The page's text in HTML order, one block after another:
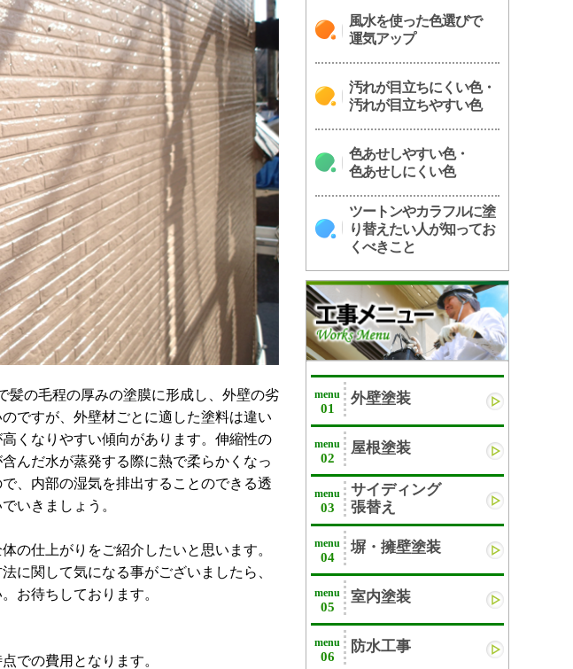
髪の毛程の厚みの塗膜に形成し、外壁の劣
ですが、外壁材ごとに適した塗料は違い
くなりやすい傾向があります。伸縮性の
んだ水が蒸発する際に熱で柔らかくなっ
、内部の湿気を排出することのできる透
いきましょう。
の仕上がりをご紹介したいと思います。
に関して気になる事がございましたら、
お待ちしております。
での費用となります。
風水を使った色選びで
運気アップ
汚れが目立ちにくい色・
汚れが目立ちやすい色
色あせしやすい色・
色あせしにくい色
ツートンやカラフルに塗
り替えたい人が知ってお
くべきこと
menu
01
外壁塗装
menu
02
屋根塗装
menu
03
サイディング
張替え
menu
04
塀・擁壁塗装
menu
05
室内塗装
menu
06
防水工事